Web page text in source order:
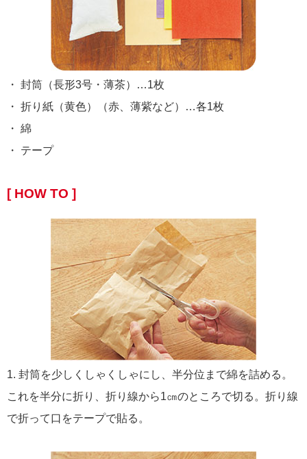
・ 封筒（長形3号・薄茶）…1枚
・ 折り紙（黄色）（赤、薄紫など）…各1枚
・ 綿
・ テープ
[ HOW TO ]
1. 封筒を少しくしゃくしゃにし、半分位まで綿を詰める。
これを半分に折り、折り線から1㎝のところで切る。折り線
で折って口をテープで貼る。